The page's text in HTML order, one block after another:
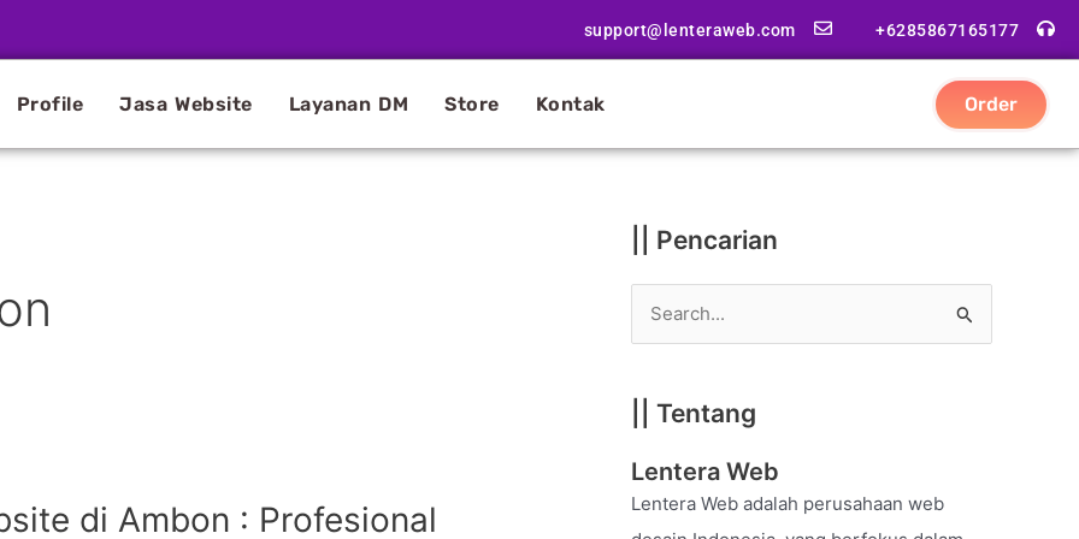
support@lenteraweb.com +6285867165177
Profile Jasa Website Layanan DM Store Kontak Order
di Ambon : Profesional
|| Pencarian
r
c
h
|| Tentang
Lentera Web
Lentera Web adalah perusahaan web
|
t
g
i